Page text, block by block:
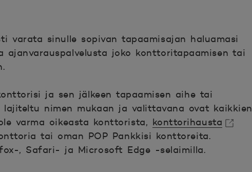
varata sinulle sopivan tapaamisajan haluamasi
ajanvarauspalvelusta joko konttoritapaamisen tai
ja sen jälkeen tapaamisen aihe tai
nimen mukaan ja valittavana ovat kaikkien
varma oikeasta konttorista, konttorihausta
tai oman POP Pankkisi konttoreita.
, Safari- ja Microsoft Edge -selaimilla.